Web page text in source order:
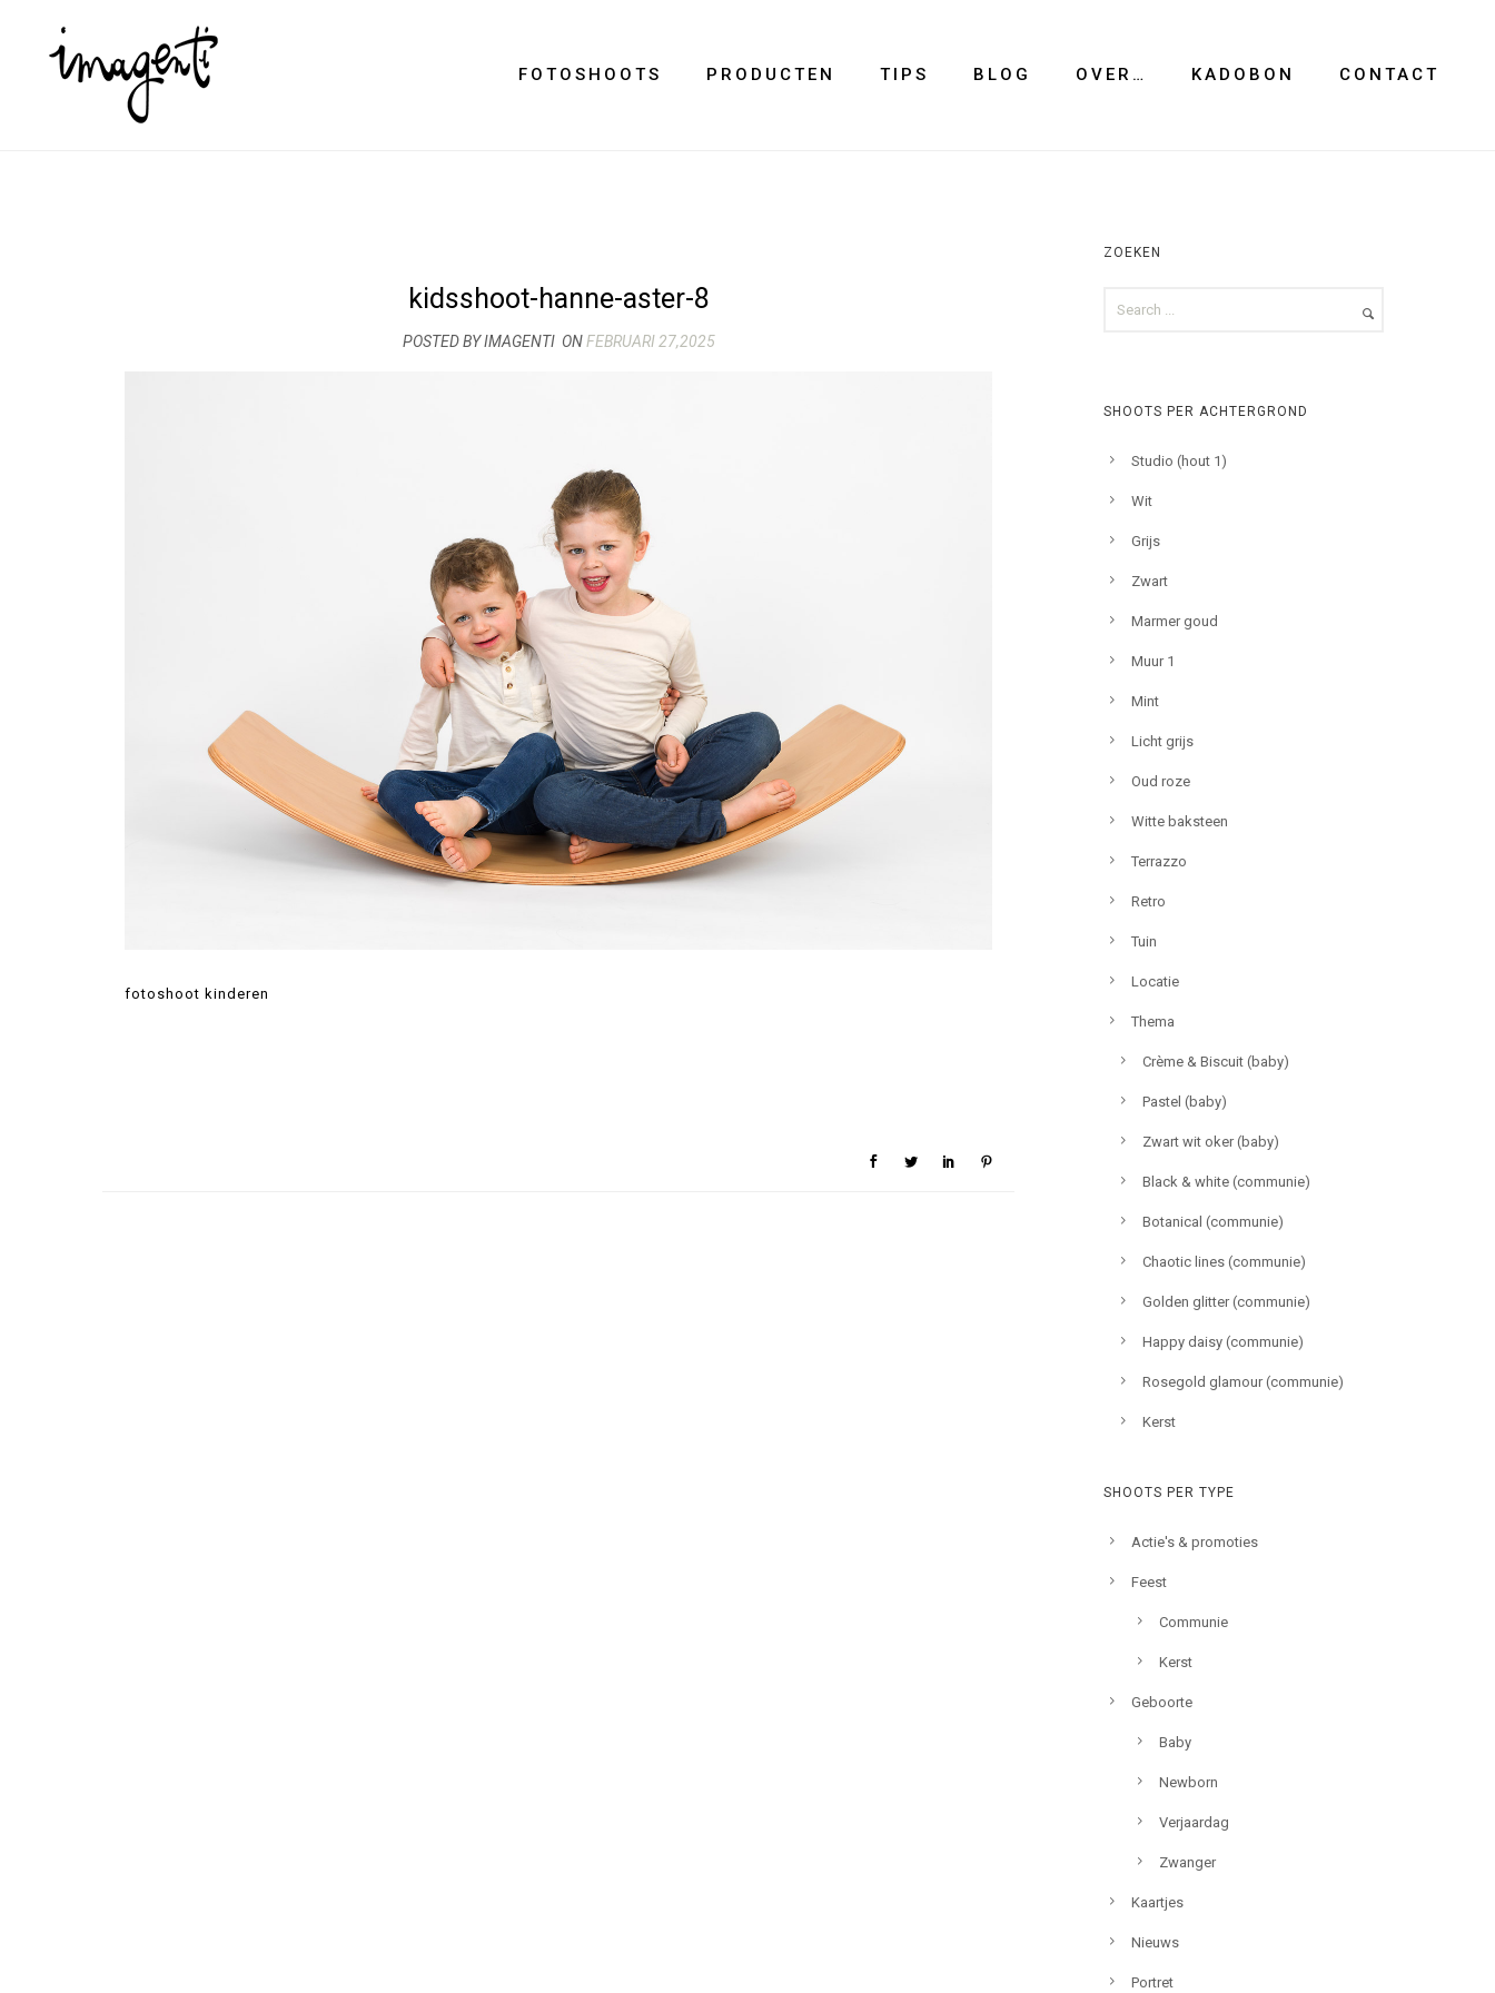
FOTOSHOOTS PRODUCTEN TIPS BLOG OVER… KADOBON CONTACT
kidsshoot-hanne-aster-8
POSTED BY IMAGENTI ONFEBRUARI 27,2025
fotoshoot kinderen
ZOEKEN
SHOOTS PER ACHTERGROND
Studio (hout 1)
Wit
Grijs
Zwart
Marmer goud
Muur 1
Mint
Licht grijs
Oud roze
Witte baksteen
Terrazzo
Retro
Tuin
Locatie
Thema
Crème & Biscuit (baby)
Pastel (baby)
Zwart wit oker (baby)
Black & white (communie)
Botanical (communie)
Chaotic lines (communie)
Golden glitter (communie)
Happy daisy (communie)
Rosegold glamour (communie)
Kerst
SHOOTS PER TYPE
Actie's & promoties
Feest
Communie
Kerst
Geboorte
Baby
Newborn
Verjaardag
Zwanger
Kaartjes
Nieuws
Portret